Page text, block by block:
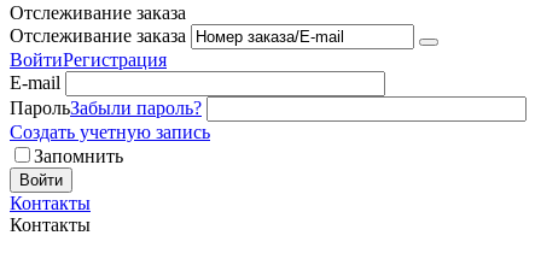
Отслеживание заказа
Отслеживание заказа
ВойтиРегистрация
E-mail
ПарольЗабыли пароль?
Создать учетную запись
Запомнить
Войти
Контакты
Контакты